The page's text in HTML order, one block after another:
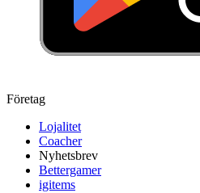
Företag
Lojalitet
Coacher
Nyhetsbrev
Bettergamer
igitems